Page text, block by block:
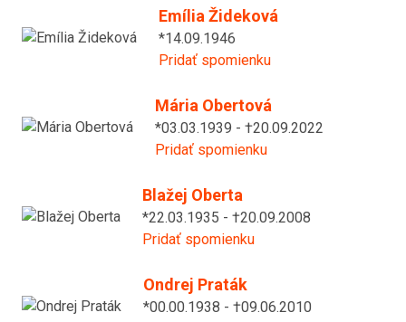
Emília Žideková
*14.09.1946
Pridať spomienku
Mária Obertová
*03.03.1939 - †20.09.2022
Pridať spomienku
Blažej Oberta
*22.03.1935 - †20.09.2008
Pridať spomienku
Ondrej Praták
*00.00.1938 - †09.06.2010